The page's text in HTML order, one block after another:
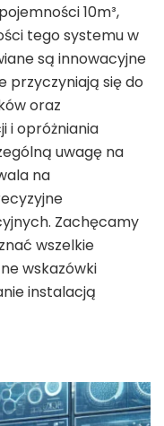
10m³,
tego systemu w
są innowacyjne
przyczyniają się do
oraz
i opróżniania
uwagę na
na
Zachęcamy
wszelkie
wskazówki
instalacją